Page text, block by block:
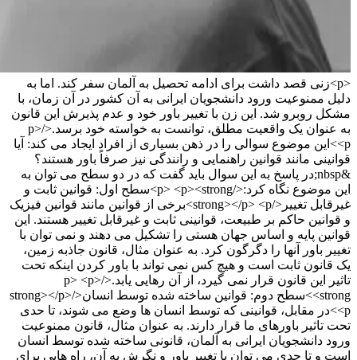
<p>زنی قصد داشت برای ادامه تحصیل به آلمان سفر کند. اما به
دلیل ممنوعیت ورود دانشجویان ایرانی به آن کشور در آن زمان، با
مشکل روبرو شد. این زن با تغییر باور خود و عدم پذیرش این قانون
به عنوان یک واقعیت مطلق، توانست به خواسته خود برسد.</p>
<p>این موضوع سوالی را در ذهن بسیاری از افراد ایجاد می کند: آیا
قوانینی مانند قوانین راهنمایی و رانندگی نیز صرفاً باور هستند؟
&nbsp;در پاسخ به این سوال باید گفت که در دو سطح می توان به
این موضوع نگاه کرد:</p> <p><strong>سطح اول: قوانین ثابت و
غیرقابل تغییر</strong></p> <p>برخی از قوانین مانند قوانین فیزیک
و قوانین حاکم بر طبیعت، قوانینی ثابت و غیرقابل تغییر هستند. این
قوانین پایه و اساس جهان هستی را تشکیل می دهند و نمی توان با
تغییر باور آنها را دگرگون کرد. به عنوان مثال، قانون جاذبه زمین،
یک قانون ثابت است و هیچ کس نمی تواند با باور کردن اینکه تحت
تاثیر این قانون قرار نمی گیرد، از آن رهایی یابد.</p> <p>
<strong>سطح دوم: قوانین ساخته شده توسط انسان</strong></p>
<p>در مقابل، قوانینی که توسط انسان ها وضع می شوند، تا حدی
تحت تاثیر باورهای ما قرار دارند. به عنوان مثال، قانون ممنوعیت
ورود دانشجویان ایرانی به آلمان، قانونی ساخته شده توسط انسان
است و تا حدی می توان با تغییر باور و نگرش به آن، راه هایی برای